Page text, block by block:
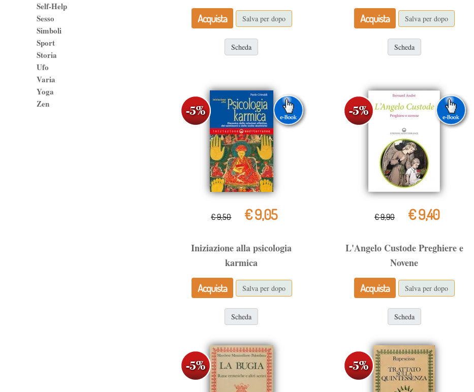
Acquista
Salva per dopo
Scheda
Acquista
Salva per dopo
Scheda
€ 9,50 € 9,05
Iniziazione alla psicologia
karmica
Acquista
Salva per dopo
Scheda
€ 9,90 € 9,40
L'Angelo Custode Preghiere e
Novene
Acquista
Salva per dopo
Scheda
Self-Help
Sesso
Simboli
Sport
Storia
Ufo
Varia
Yoga
Zen